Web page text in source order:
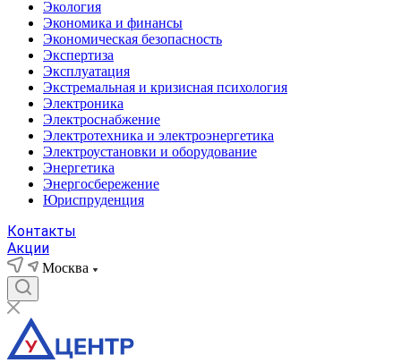
Экология
Экономика и финансы
Экономическая безопасность
Экспертиза
Эксплуатация
Экстремальная и кризисная психология
Электроника
Электроснабжение
Электротехника и электроэнергетика
Электроустановки и оборудование
Энергетика
Энергосбережение
Юриспруденция
Контакты
Акции
Москва